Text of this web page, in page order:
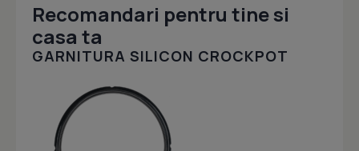
Recomandari pentru tine si
casa ta
GARNITURA SILICON CROCKPOT